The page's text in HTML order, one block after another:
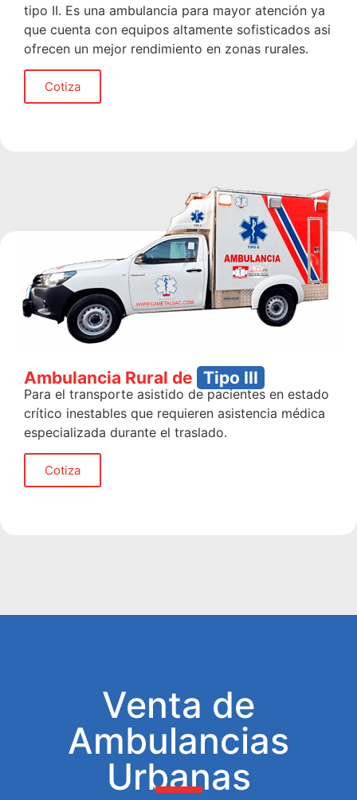
tipo II. Es una ambulancia para mayor atención ya
que cuenta con equipos altamente sofisticados asi
ofrecen un mejor rendimiento en zonas rurales.
Cotiza
Ambulancia Rural de Tipo III
Para el transporte asistido de pacientes en estado
crítico inestables que requieren asistencia médica
especializada durante el traslado.
Cotiza
Venta de
Ambulancias
Urbanas